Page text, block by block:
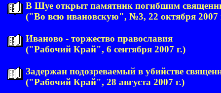
В Шуе открыт памятник погибшим
("Во всю ивановскую", №3, 22 октября 2007
Иваново - торжество православия
("Рабочий Край", 6 сентября 2007 г.)
Задержан подозреваемый в убийстве
("Рабочий Край", 28 августа 2007 г.)